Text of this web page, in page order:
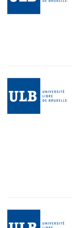
Illustration
Illustration